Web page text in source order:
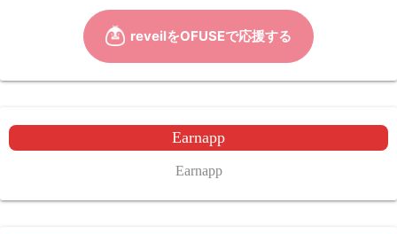
Earnapp
Earnapp